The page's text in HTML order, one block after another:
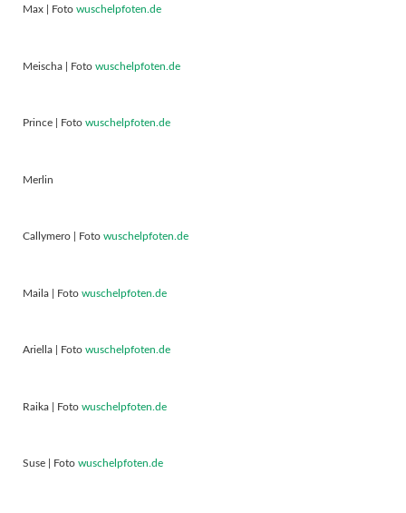
Max | Foto wuschelpfoten.de
Meischa | Foto wuschelpfoten.de
Prince | Foto wuschelpfoten.de
Merlin
Callymero | Foto wuschelpfoten.de
Maila | Foto wuschelpfoten.de
Ariella | Foto wuschelpfoten.de
Raika | Foto wuschelpfoten.de
Suse | Foto wuschelpfoten.de